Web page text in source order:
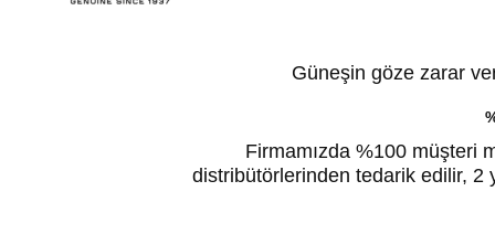
Güneşin göze zarar
Firmamızda %100 müşteri
distribütörlerinden tedarik edilir, 2